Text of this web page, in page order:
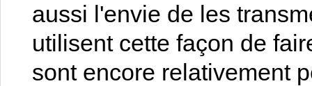
aussi l'envie de les
utilisent cette façon de
sont encore relativement